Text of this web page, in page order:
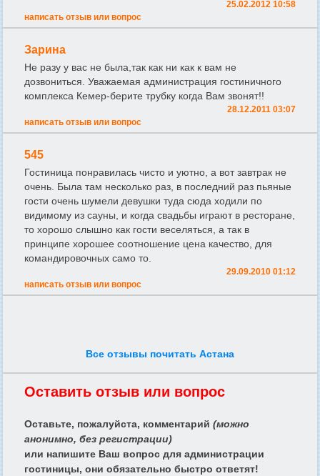
25.02.2012 10:58
написать отзыв или вопрос
Зарина
Не разу у вас не была,так как ни как к вам не
дозвониться. Уважаемая администрация гостиничного
комплекса Кемер-берите трубку когда Вам звонят!!
28.12.2011 03:07
написать отзыв или вопрос
545
Гостиница понравилась чисто и уютно, а вот завтрак не
очень. Была там несколько раз, в последний раз пьяные
гости очень шумели девушки туда сюда ходили по
видимому из сауны, и когда свадьбы играют в ресторане,
то хорошо слышно как гости веселяться, а так в
принципе хорошее соотношение цена качество, для
командировочных само то.
29.09.2010 01:12
написать отзыв или вопрос
Все отзывы почитать Астана
Оставить отзыв или вопрос
Оставьте, пожалуйста, комментарий (можно
анонимно, без регистрации)
или напишите Ваш вопрос для администрации
гостиницы, они обязательно быстро ответят!